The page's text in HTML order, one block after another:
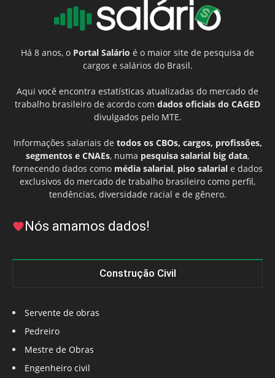
Há 8 anos, o Portal Salário é o maior site de pesquisa de
cargos e salários do Brasil.
Aqui você encontra estatísticas atualizadas do mercado de
trabalho brasileiro de acordo com dados oficiais do CAGED
divulgados pelo MTE.
Informações salariais de todos os CBOs, cargos, profissões,
segmentos e CNAEs, numa pesquisa salarial big data,
fornecendo dados como média salarial, piso salarial e dados
exclusivos do mercado de trabalho brasileiro como perfil,
tendências, diversidade racial e de gênero.
Nós amamos dados!
Construção Civil
Servente de obras
Pedreiro
Mestre de Obras
Engenheiro civil